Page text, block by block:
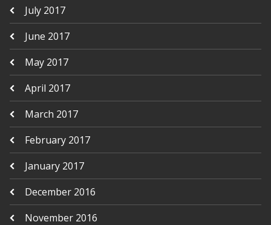
July 2017
June 2017
May 2017
April 2017
March 2017
February 2017
January 2017
December 2016
November 2016